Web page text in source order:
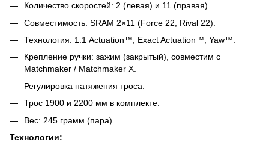
Количество скоростей: 2 (левая) и 11 (правая).
Совместимость: SRAM 2×11 (Force 22, Rival 22).
Технология: 1:1 Actuation™, Exact Actuation™, Yaw™.
Крепление ручки: зажим (закрытый), совместим с
Matchmaker / Matchmaker X.
Регулировка натяжения троса.
Трос 1900 и 2200 мм в комплекте.
Вес: 245 грамм (пара).
Технологии: